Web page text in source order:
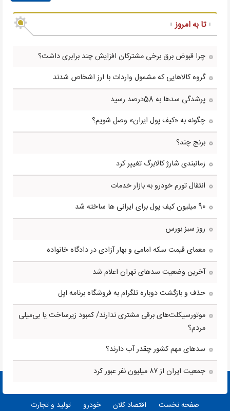
تا به امروز
چرا قبوض برق برخی مشترکان افزایش چند برابری داشت؟
گروه کالاهایی که مشمول واردات با ارز اشخاص شدند
پرشدگی سدها به 58درصد رسید
چگونه به «کیف پول ایران» وصل شویم؟
برنج چند؟
زمانبندی شارژ کالابرگ تغییر کرد
انتقال تورم خودرو به بازار خدمات
90 میلیون کیف پول برای ایرانی ها ساخته شد
روز سبز بورس
معمای قیمت سکه امامی و بهار آزادی در دادگاه خانواده
آخرین وضعیت سدهای تهران اعلام شد
حذف و بازگشت دوباره تلگرام به فروشگاه برنامه اپل
موتورسیکلت‌های برقی مشتری ندارند/ کمبود زیرساخت یا بی‌میلی
مردم؟
سدهای مهم کشور چقدر آب دارند؟
جمعیت ایران از ۸۷ میلیون نفر عبور کرد
صفحه نخست اقتصاد کلان خودرو تولید و تجارت